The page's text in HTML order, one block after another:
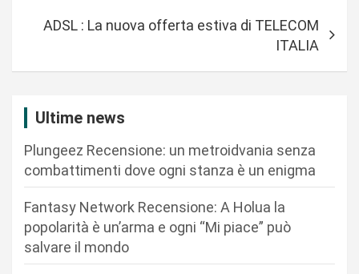
a
ADSL : La nuova offerta estiva di TELECOM
ITALIA
Ultime news
Plungeez Recensione: un metroidvania senza
combattimenti dove ogni stanza è un enigma
Fantasy Network Recensione: A Holua la
popolarità è un’arma e ogni “Mi piace” può
salvare il mondo